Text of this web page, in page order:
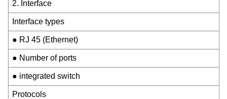
2. Interface
Interface types
● RJ 45 (Ethernet)
● Number of ports
● integrated switch
Protocols